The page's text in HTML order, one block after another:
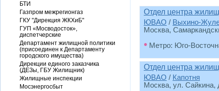
Отдел центра
ЮВАО / Выхино-
Москва,
• Метро: Юго-
Отдел центра
ЮВАО / Капотня
Москва, ул. Сайкина,
БТИ
Газпром межрегионгаз
ГКУ "Дирекция ЖКХиБ"
ГУП «Мосводосток»,
диспетчерские
Департамент жилищной политики
(присоединен к Департаменту
городского имущества)
Дирекции единого заказчика
(ДЕЗы, ГБУ Жилищник)
Жилищные инспекции
Мосэнергосбыт